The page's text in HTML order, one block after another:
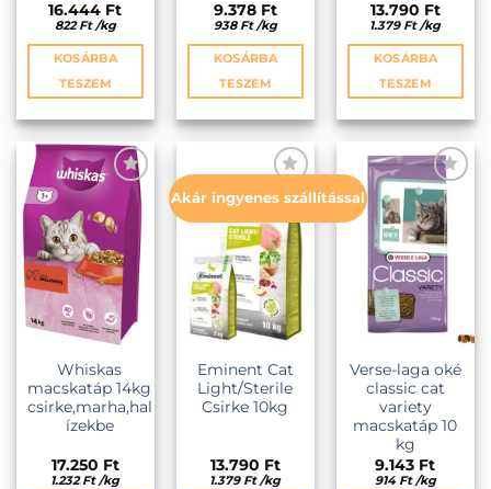
16.444 Ft
822Ft /kg
KOSÁRBA
TESZEM
9.378 Ft
938 Ft /kg
KOSÁRBA
TESZEM
13.790 Ft
1.379 Ft /kg
KOSÁRBA
TESZEM
KEDVENCEKHEZ
Whiskas
macskatáp 14kg
csirke,marha,hal
ízekbe
17.250 Ft
1.232Ft /kg
Akár ingyenes szállítással
Eminent Cat
Light/Sterile
Csirke 10kg
13.790 Ft
1.379 Ft /kg
KEDVENCEKHEZ
Verse-laga oké
classic cat
variety
macskatáp 10
kg
9.143 Ft
914 Ft /kg